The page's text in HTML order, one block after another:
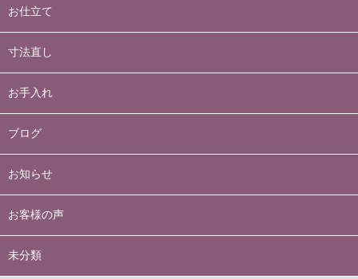
お仕立て
寸法直し
お手入れ
ブログ
お知らせ
お客様の声
未分類